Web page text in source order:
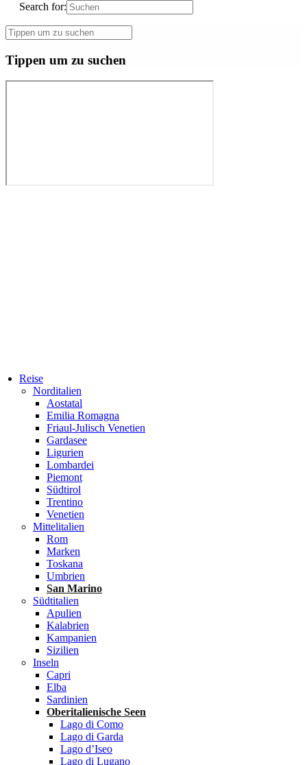
Search for:
Tippen um zu suchen
Reise
Norditalien
Aostatal
Emilia Romagna
Friaul-Julisch Venetien
Gardasee
Ligurien
Lombardei
Piemont
Südtirol
Trentino
Venetien
Mittelitalien
Rom
Marken
Toskana
Umbrien
San Marino
Südtitalien
Apulien
Kalabrien
Kampanien
Sizilien
Inseln
Capri
Elba
Sardinien
Oberitalienische Seen
Lago di Como
Lago di Garda
Lago d’Iseo
Lago di Lugano